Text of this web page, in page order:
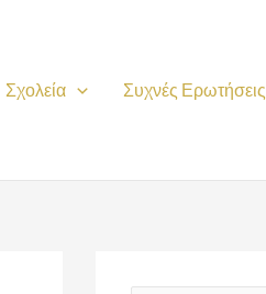
Σχολεία Συχνές Ερωτήσεις